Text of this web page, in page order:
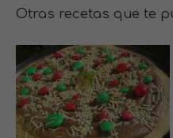
Otras recetas que te